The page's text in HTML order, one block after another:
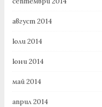
август 2014
юли 2014
юни 2014
май 2014
април 2014